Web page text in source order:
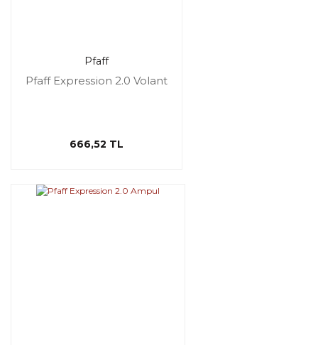
Pfaff
Pfaff Expression 2.0 Volant
666,52 TL